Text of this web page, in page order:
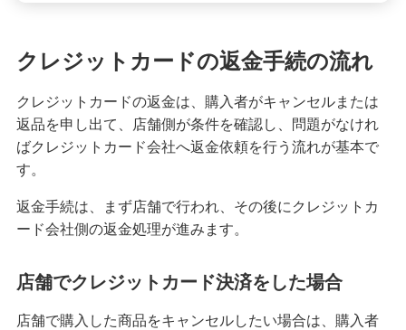
クレジットカードの請求元を調べる方法！明細書
の見方や覚えのない請求への対応も紹介
クレジットカードは何歳から申し込みが可能？審
クレジットカードのタッチ決済を分かりやすく解
説！メリットや使い方のコツも紹介
クレジットカード署名欄のサインが必要な理由
は？書き方や廃止についても解説
クレジットカードの返金手続の流れ
クレジットカードの返金は、購入者がキャンセルまたは
返品を申し出て、店舗側が条件を確認し、問題がなけれ
ばクレジットカード会社へ返金依頼を行う流れが基本で
す。
返金手続は、まず店舗で行われ、その後にクレジットカ
ード会社側の返金処理が進みます。
店舗でクレジットカード決済をした場合
店舗で購入した商品をキャンセルしたい場合は、購入者